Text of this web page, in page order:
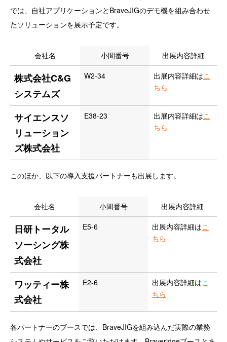
では、自社アプリケーションとBraveJIGのデモ機を組み合わせ
たソリューションを展示予定です。
会社名 小間番号 出展内容詳細
株式会社C&G
システムズ
W2-34 出展内容詳細はこ
ちら
サイエンスソ
リューション
ズ株式会社
E38-23 出展内容詳細はこ
ちら
このほか、以下の導入支援パートナーも出展します。
会社名 小間番号 出展内容詳細
日研トータル
ソーシング株
式会社
E5-6 出展内容詳細はこ
ちら
ワッティー株
式会社
E2-6 出展内容詳細はこ
ちら
各パートナーのブースでは、BraveJIGを組み込んだ実際の業務